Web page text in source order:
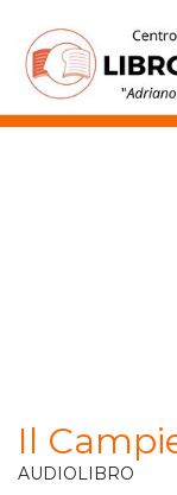
contenuto
Il
AUDIOLIBRO